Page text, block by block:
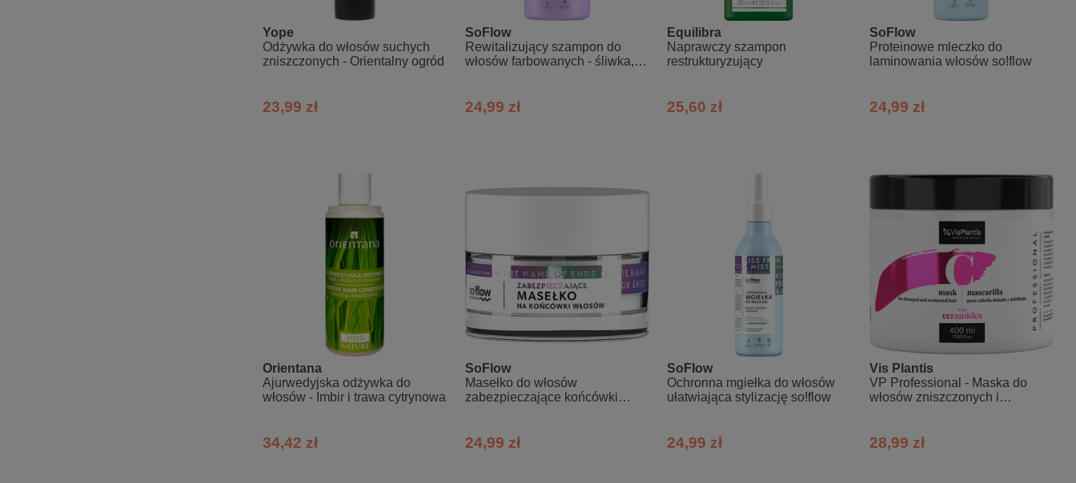
Yope
Odżywka do włosów suchych
zniszczonych - Orientalny ogród
23,99 zł
SoFlow
Rewitalizujący szampon do
włosów farbowanych - śliwka,
24,99 zł
Equilibra
Naprawczy szampon
restrukturyzujący
25,60 zł
SoFlow
Proteinowe mleczko do
laminowania włosów so!flow
24,99 zł
Orientana
Ajurwedyjska odżywka do
włosów - Imbir i trawa cytrynowa
34,42 zł
SoFlow
Masełko do włosów
zabezpieczające końcówki
24,99 zł
SoFlow
Ochronna mgiełka do włosów
ułatwiająca stylizację so!flow
24,99 zł
Vis Plantis
VP Professional - Maska do
włosów zniszczonych i
28,99 zł